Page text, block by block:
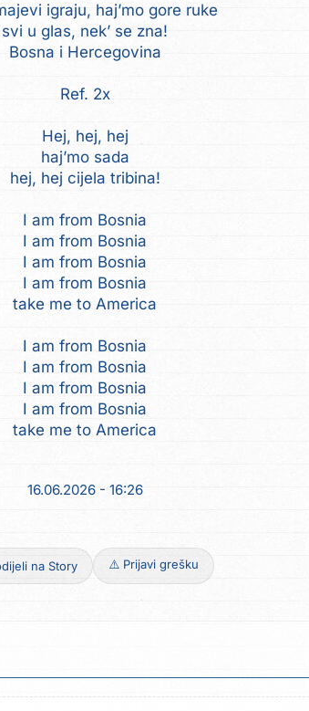
igraju, haj’mo gore ruke
svi u glas, nek’ se zna!
Bosna i Hercegovina
Ref. 2x
Hej, hej, hej
haj’mo sada
hej, hej cijela tribina!
I am from Bosnia
I am from Bosnia
I am from Bosnia
I am from Bosnia
take me to America
I am from Bosnia
I am from Bosnia
I am from Bosnia
I am from Bosnia
take me to America
16.06.2026 - 16:26
na Story ⚠️ Prijavi grešku